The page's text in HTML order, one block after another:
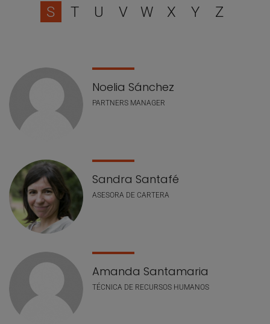
S
T U V W X Y Z
Lista de personal
Noelia Sánchez
PARTNERS MANAGER
Sandra Santafé
ASESORA DE CARTERA
Amanda Santamaria
TÉCNICA DE RECURSOS HUMANOS